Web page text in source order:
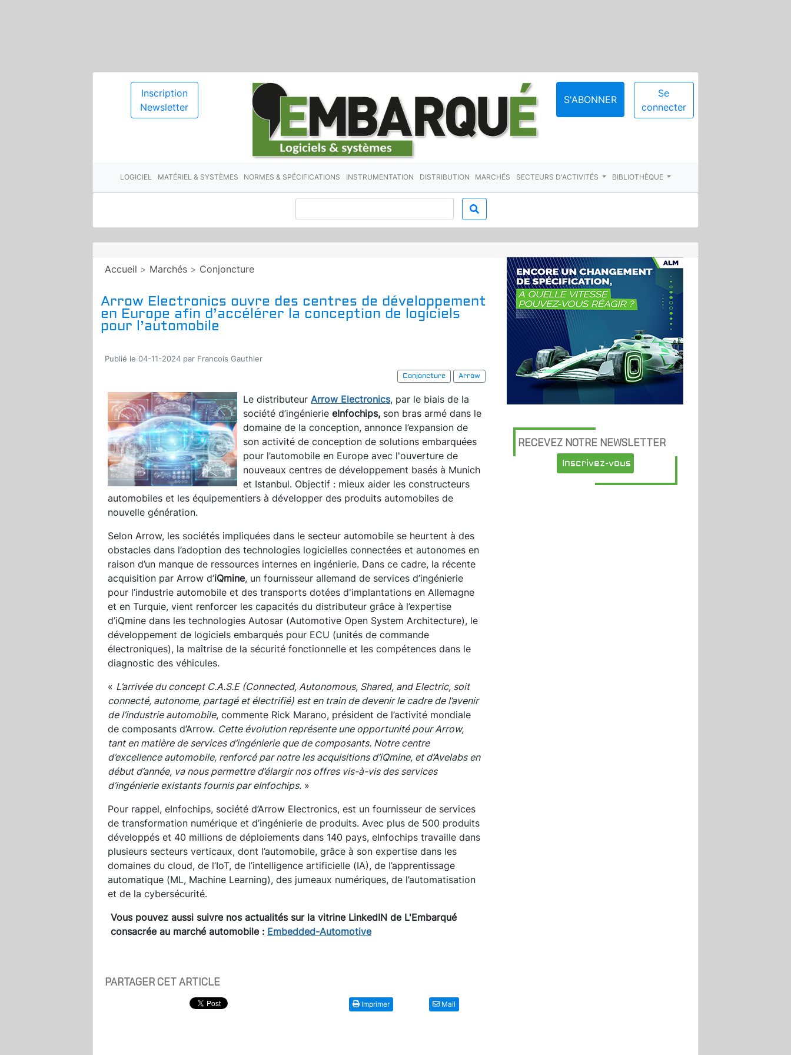
Inscription
Newsletter
S'ABONNER
Se
connecter
LOGICIEL MATÉRIEL & SYSTÈMES NORMES & SPÉCIFICATIONS INSTRUMENTATION DISTRIBUTION MARCHÉS SECTEURS D'ACTIVITÉS BIBLIOTHÈQUE
Accueil > Marchés > Conjoncture
Arrow Electronics ouvre des centres de développement
en Europe afin d’accélérer la conception de logiciels
pour l’automobile
Publié le 04-11-2024 par Francois Gauthier
Conjoncture
Arrow
Le distributeur Arrow Electronics, par le biais de la
société d’ingénierie eInfochips, son bras armé dans le
domaine de la conception, annonce l’expansion de
son activité de conception de solutions embarquées
pour l’automobile en Europe avec l'ouverture de
nouveaux centres de développement basés à Munich
et Istanbul. Objectif : mieux aider les constructeurs
automobiles et les équipementiers à développer des produits automobiles de
nouvelle génération.
Selon Arrow, les sociétés impliquées dans le secteur automobile se heurtent à des
obstacles dans l’adoption des technologies logicielles connectées et autonomes en
raison d’un manque de ressources internes en ingénierie. Dans ce cadre, la récente
acquisition par Arrow d’iQmine, un fournisseur allemand de services d’ingénierie
pour l’industrie automobile et des transports dotées d'implantations en Allemagne
et en Turquie, vient renforcer les capacités du distributeur grâce à l’expertise
d’iQmine dans les technologies Autosar (Automotive Open System Architecture), le
développement de logiciels embarqués pour ECU (unités de commande
électroniques), la maîtrise de la sécurité fonctionnelle et les compétences dans le
diagnostic des véhicules.
« L’arrivée du concept C.A.S.E (Connected, Autonomous, Shared, and Electric, soit
connecté, autonome, partagé et électrifié) est en train de devenir le cadre de l’avenir
de l’industrie automobile, commente Rick Marano, président de l’activité mondiale
de composants d’Arrow. Cette évolution représente une opportunité pour Arrow,
tant en matière de services d’ingénierie que de composants. Notre centre
d’excellence automobile, renforcé par notre les acquisitions d’iQmine, et d’Avelabs en
début d’année, va nous permettre d’élargir nos offres vis-à-vis des services
d’ingénierie existants fournis par eInfochips. »
Pour rappel, eInfochips, société d’Arrow Electronics, est un fournisseur de services
de transformation numérique et d’ingénierie de produits. Avec plus de 500 produits
développés et 40 millions de déploiements dans 140 pays, eInfochips travaille dans
plusieurs secteurs verticaux, dont l’automobile, grâce à son expertise dans les
domaines du cloud, de l’IoT, de l’intelligence artificielle (IA), de l’apprentissage
automatique (ML, Machine Learning), des jumeaux numériques, de l’automatisation
et de la cybersécurité.
Vous pouvez aussi suivre nos actualités sur la vitrine LinkedIN de L'Embarqué
consacrée au marché automobile : Embedded-Automotive
PARTAGER CET ARTICLE
Imprimer Mail
RECEVEZ NOTRE NEWSLETTER
Inscrivez-vous